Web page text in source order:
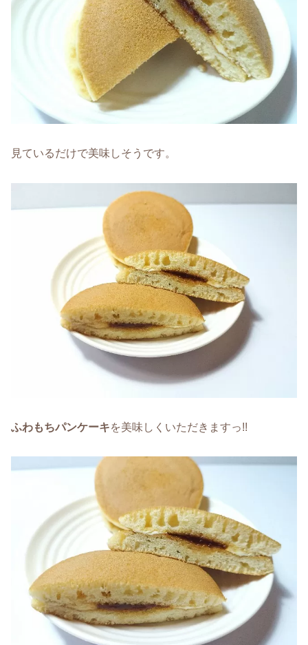
見ているだけで美味しそうです。
ふわもちパンケーキを美味しくいただきますっ!!